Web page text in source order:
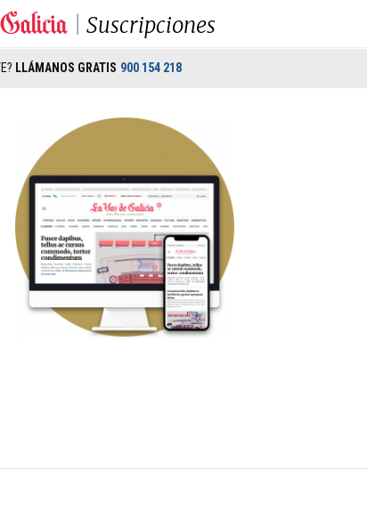
Suscripciones
LLÁMANOS GRATIS 900 154 218